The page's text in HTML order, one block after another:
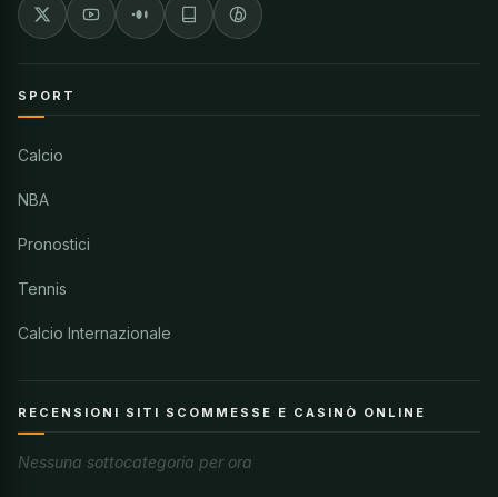
SPORT
Calcio
NBA
Pronostici
Tennis
Calcio Internazionale
RECENSIONI SITI SCOMMESSE E CASINÒ ONLINE
Nessuna sottocategoria per ora